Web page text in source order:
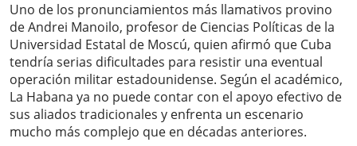
Uno de los pronunciamientos más llamativos provino
de Andrei Manoilo, profesor de Ciencias Políticas de la
Universidad Estatal de Moscú, quien afirmó que Cuba
tendría serias dificultades para resistir una eventual
operación militar estadounidense. Según el académico,
La Habana ya no puede contar con el apoyo efectivo de
sus aliados tradicionales y enfrenta un escenario
mucho más complejo que en décadas anteriores.